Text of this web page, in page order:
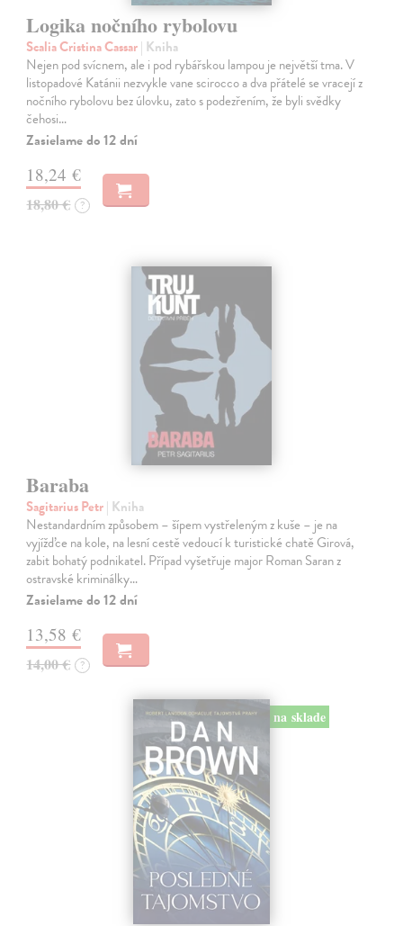
Logika nočního rybolovu
Scalia Cristina Cassar| Kniha
Nejen pod svícnem, ale i pod rybářskou lampou je největší tma. V
listopadové Katánii nezvykle vane scirocco a dva přátelé se vracejí z
nočního rybolovu bez úlovku, zato s podezřením, že byli svědky
čehosi…
Zasielame do 12 dní
18,24 €
18,80 € ?
Baraba
Sagitarius Petr| Kniha
Nestandardním způsobem – šípem vystřeleným z kuše – je na
vyjížďce na kole, na lesní cestě vedoucí k turistické chatě Girová,
zabit bohatý podnikatel. Případ vyšetřuje major Roman Saran z
ostravské kriminálky…
Zasielame do 12 dní
13,58 €
14,00 € ?
na sklade